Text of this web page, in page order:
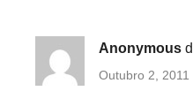
Anonymous
Outubro 2, 2011